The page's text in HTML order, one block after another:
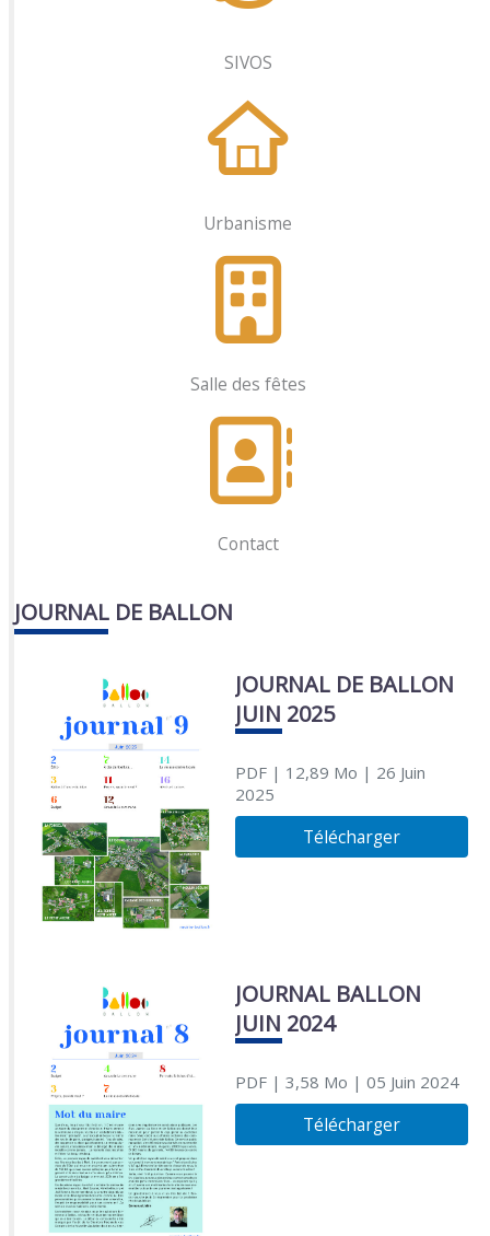
SIVOS
Urbanisme
Salle des fêtes
Contact
JOURNAL DE BALLON
JOURNAL DE BALLON
JUIN 2025
PDF| 12,89 Mo | 26 Juin
2025
Télécharger
JOURNAL BALLON
JUIN 2024
PDF| 3,58 Mo | 05 Juin 2024
Télécharger